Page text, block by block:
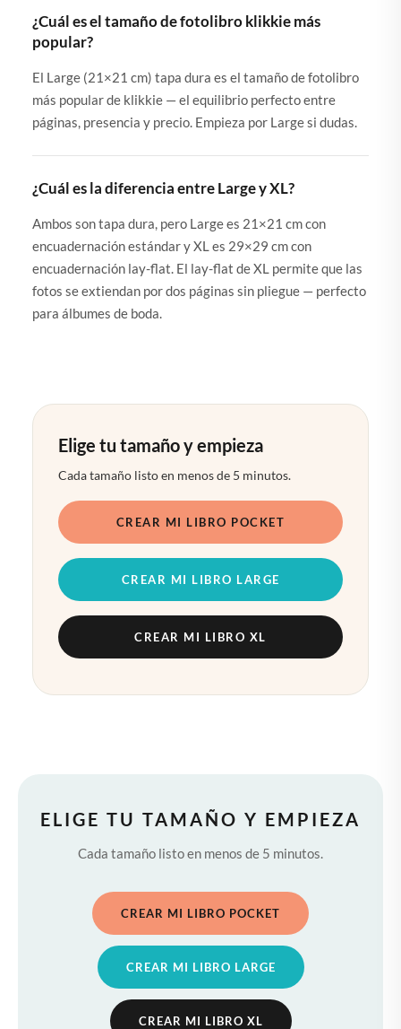
¿Cuál es el tamaño de fotolibro klikkie más
popular?
El Large (21×21 cm) tapa dura es el tamaño de fotolibro
más popular de klikkie — el equilibrio perfecto entre
páginas, presencia y precio. Empieza por Large si dudas.
¿Cuál es la diferencia entre Large y XL?
Ambos son tapa dura, pero Large es 21×21 cm con
encuadernación estándar y XL es 29×29 cm con
encuadernación lay-flat. El lay-flat de XL permite que las
fotos se extiendan por dos páginas sin pliegue — perfecto
para álbumes de boda.
Elige tu tamaño y empieza
Cada tamaño listo en menos de 5 minutos.
CREAR MI LIBRO POCKET
CREAR MI LIBRO LARGE
CREAR MI LIBRO XL
ELIGE TU TAMAÑO Y EMPIEZA
Cada tamaño listo en menos de 5 minutos.
CREAR MI LIBRO POCKET
CREAR MI LIBRO LARGE
CREAR MI LIBRO XL